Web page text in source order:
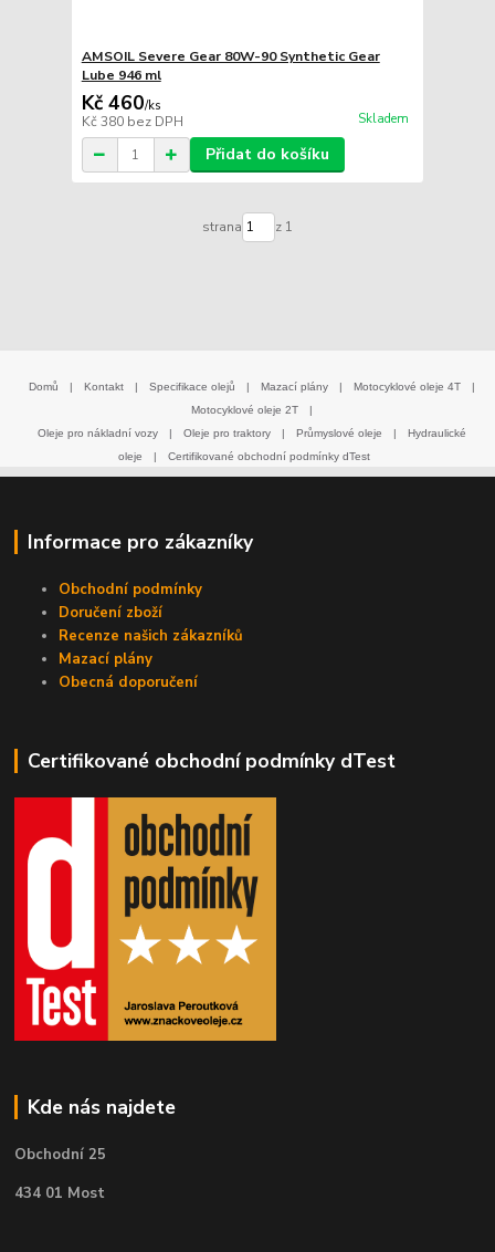
AMSOIL Severe Gear 80W-90 Synthetic Gear
Lube 946 ml
Kč 460/ks
Kč 380 bez DPH Skladem
Přidat do košíku
strana z 1
Domů | Kontakt | Specifikace olejů | Mazací plány | Motocyklové oleje 4T
|
Motocyklové oleje 2T
|
Oleje pro nákladní vozy
| Oleje pro traktory | Průmyslové oleje |
Hydraulické
oleje
| Certifikované obchodní podmínky dTest
Informace pro zákazníky
Obchodní podmínky
Doručení zboží
Recenze našich zákazníků
Mazací plány
Obecná doporučení
Certifikované obchodní podmínky dTest
Kde nás najdete
Obchodní 25
434 01 Most